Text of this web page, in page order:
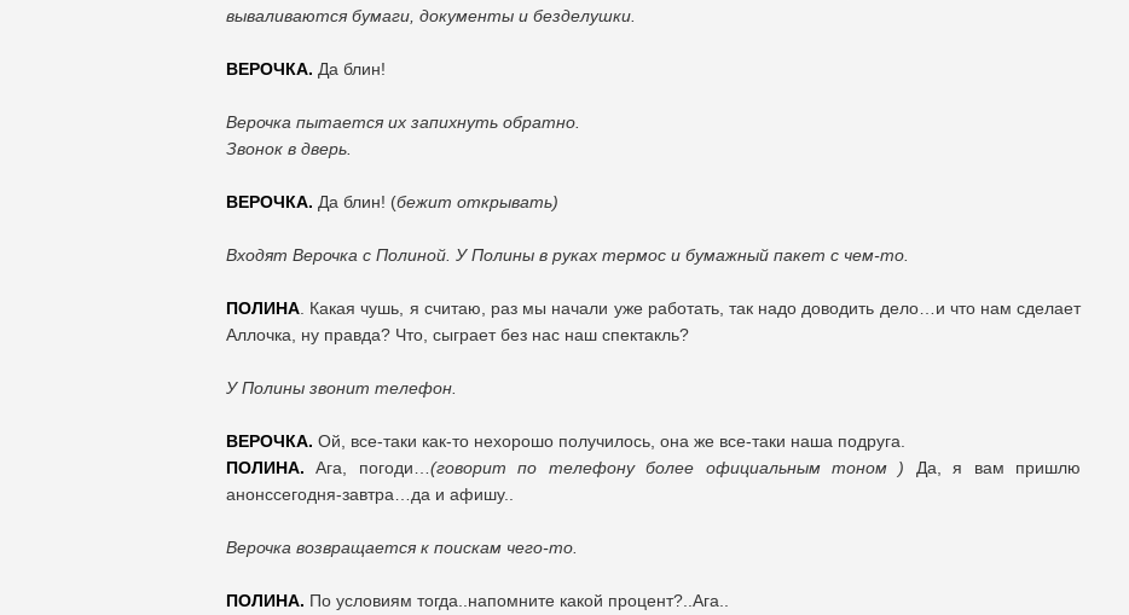
вываливаются бумаги, документы и безделушки.
ВЕРОЧКА. Да блин!
Верочка пытается их запихнуть обратно.
Звонок в дверь.
ВЕРОЧКА. Да блин! (бежит открывать)
Входят Верочка с Полиной. У Полины в руках термос и бумажный пакет с чем-то.
ПОЛИНА . Какая чушь, я считаю, раз мы начали уже работать, так надо доводить дело…и что нам сделает
Аллочка, ну правда? Что, сыграет без нас наш спектакль?
У Полины звонит телефон.
ВЕРОЧКА. Ой, все-таки как-то нехорошо получилось, она же все-таки наша подруга.
ПОЛИНА. Ага, погоди… (говорит по телефону более официальным тоном ) Да, я вам пришлю
анонссегодня-завтра…да и афишу..
Верочка возвращается к поискам чего-то.
ПОЛИНА. По условиям тогда..напомните какой процент?..Ага..